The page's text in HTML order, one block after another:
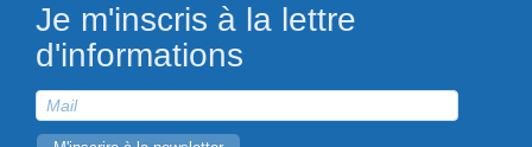
Je m'inscris à la lettre
d'informations